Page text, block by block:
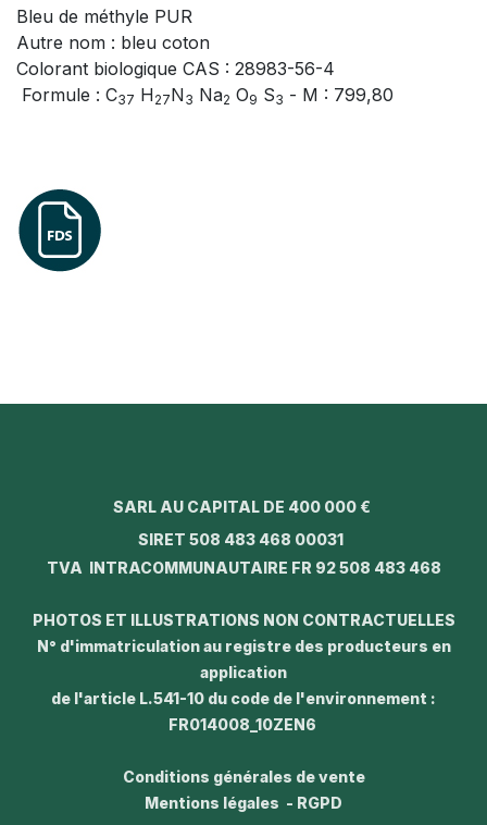
Bleu de méthyle PUR 
Autre nom : bleu coton
Colorant biologique CAS : 28983-56-4
 Formule : C37 H27N3 Na2 O9 S3 - M : 799,80
SARL AU CAPITAL DE 400 000 €
SIRET 508 483 468 00031
TVA INTRACOMMUNAUTAIRE FR 92 508 483 468
PHOTOS ET ILLUSTRATIONS NON CONTRACTUELLES
N° d'immatriculation au registre des producteurs en
application
de l'article L.541-10 du code de l'environnement :
FR014008_10ZEN6
Conditions générales de vente
Mentions légales - RGPD